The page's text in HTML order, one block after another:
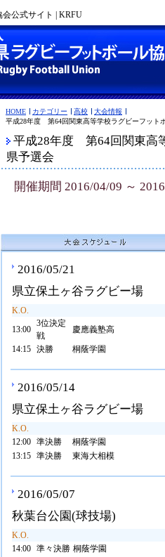
公式サイト | KRFU
HOME カテゴリー 高校
大会情報
平成28年度 第64回関東高等学校ラグビーフッ
平成28年度 第64回関東高
県予選会
開催期間 2016/04/09 ～
2016/05/21
県立保土ヶ谷ラグビー場
K.O.
13:00
3位決定
戦
慶應義塾高
14:15 決勝 桐蔭学園
2016/05/14
県立保土ヶ谷ラグビー場
K.O.
12:00 準決勝
桐蔭学園
13:15 準決勝 東海大相模
2016/05/07
秋葉台公園(球技場)
K.O.
14:00 準々決勝 桐蔭学園